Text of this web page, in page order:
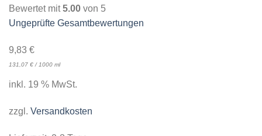
Bewertet mit5.00 von 5
Ungeprüfte Gesamtbewertungen
9,83 €
131,07 € / 1000 ml
inkl. 19 % MwSt.
zzgl. Versandkosten